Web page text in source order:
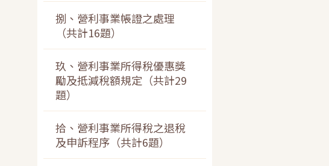
捌、營利事業帳證之處理
（共計16題）
玖、營利事業所得稅優惠獎
勵及抵減稅額規定（共計29
題）
拾、營利事業所得稅之退稅
及申訴程序（共計6題）